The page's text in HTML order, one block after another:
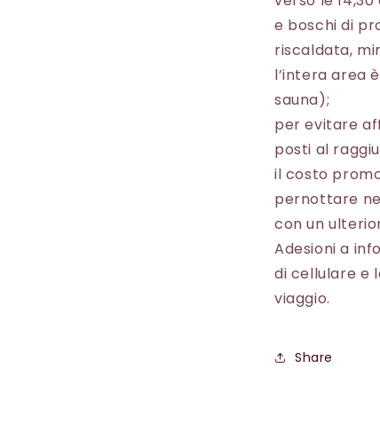
e boschi di
riscaldata,
l’intera area
sauna);
per evitare
posti al
il costo
pernottare
con un
Adesioni a
di cellulare e
viaggio.
Share